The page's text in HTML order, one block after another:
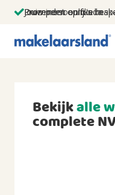
Jouw persoonlijke
Duizenden euro's
Prominent op funda
Bekijkalle
complete